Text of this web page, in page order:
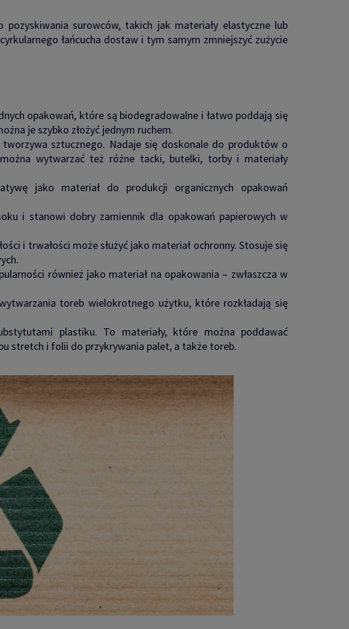
surowców, takich jak materiały elastyczne lub
łańcucha dostaw i tym samym zmniejszyć zużycie
opakowań, które są biodegradowalne i łatwo poddają się
je szybko złożyć jednym ruchem.
sztucznego. Nadaje się doskonale do produktów o
wytwarzać też różne tacki, butelki, torby i materiały
jako materiał do produkcji organicznych opakowań
i stanowi dobry zamiennik dla opakowań papierowych w
i trwałości może służyć jako materiał ochronny. Stosuje się
również jako materiał na opakowania – zwłaszcza w
toreb wielokrotnego użytku, które rozkładają się
plastiku. To materiały, które można poddawać
stretch i folii do przykrywania palet, a także toreb.